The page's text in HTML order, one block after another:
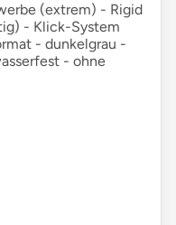
(extrem) - Rigid
- Klick-System
- dunkelgrau -
- ohne